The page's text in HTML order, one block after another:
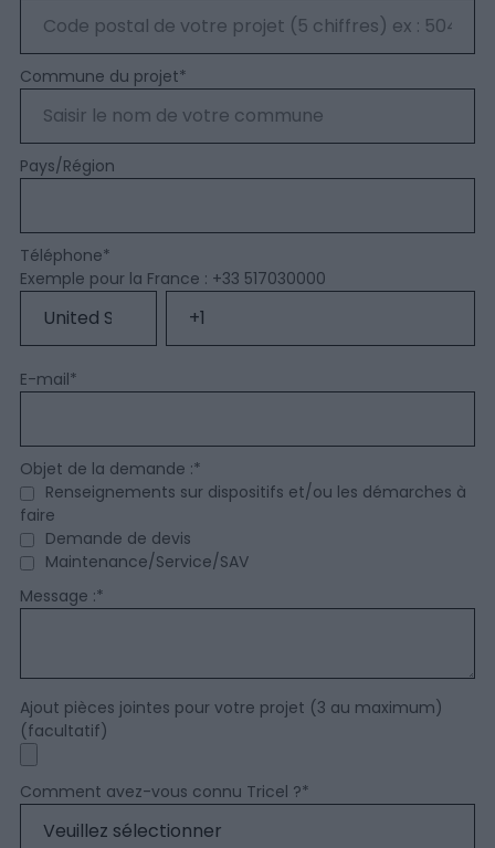
Commune du projet*
Pays/Région
Téléphone*
Exemple pour la France : +33 517030000
E-mail*
Objet de la demande :*
Renseignements sur dispositifs et/ou les démarches à
faire
Demande de devis
Maintenance/Service/SAV
Message :*
Ajout pièces jointes pour votre projet (3 au maximum)
(facultatif)
Comment avez-vous connu Tricel ?*